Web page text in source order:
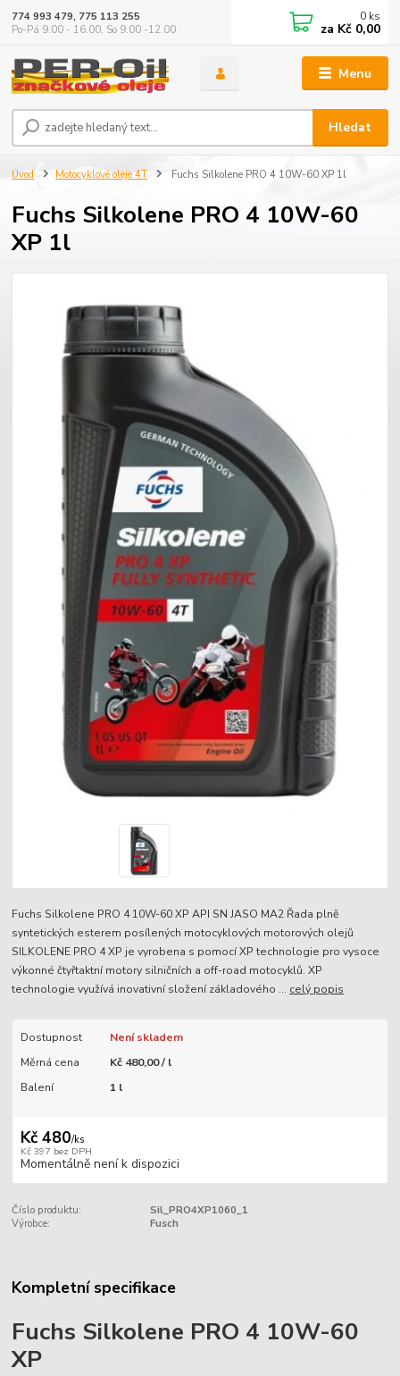
Menu
Hledat
774 993 479, 775 113 255
Po-Pá 9.00 - 16.00, So 9.00 -12.00
0 ks
za Kč 0,00
Úvod Motocyklové oleje 4T Fuchs Silkolene PRO 4 10W-60 XP 1l
Fuchs Silkolene PRO 4 10W-60
XP 1l
Fuchs Silkolene PRO 4 10W-60 XP API SN JASO MA2 Řada plně
syntetických esterem posílených motocyklových motorových olejů
SILKOLENE PRO 4 XP je vyrobena s pomocí XP technologie pro vysoce
výkonné čtyřtaktní motory silničních a off-road motocyklů. XP
technologie využívá inovativní složení základového ... celý popis
Dostupnost
Není skladem
Měrná cena
Kč 480,00 / l
Balení
1 l
Kč 480/ks
Kč 397 bez DPH
Momentálně není k dispozici
Číslo produktu:
Sil_PRO4XP1060_1
Výrobce:
Fusch
Kompletní specifikace
Fuchs Silkolene PRO 4 10W-60
XP